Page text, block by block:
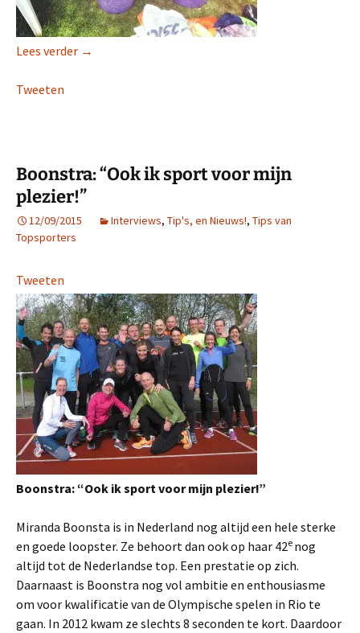
Lees verder Abdi Nageeye via Tilburg en Amsterdam naar Rio!
→
Tweeten
Boonstra: “Ook ik sport voor mijn
plezier!”
12/09/2015 Interviews, Tip's, en Nieuws!, Tips van
Topsporters
Tweeten
Boonstra: “Ook ik sport voor mijn plezier!”
Miranda Boonsta is in Nederland nog altijd een hele sterke
en goede loopster. Ze behoort dan ook op haar 42e nog
altijd tot de Nederlandse top. Een prestatie op zich.
Daarnaast is Boonstra nog vol ambitie en enthousiasme
om voor kwalificatie van de Olympische spelen in Rio te
gaan. In 2012 kwam ze slechts 8 seconden te kort. Daardoor